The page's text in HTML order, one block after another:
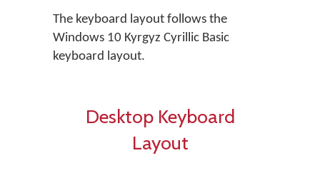
The keyboard layout follows the
Windows 10 Kyrgyz Cyrillic Basic
keyboard layout.
Desktop Keyboard
Layout